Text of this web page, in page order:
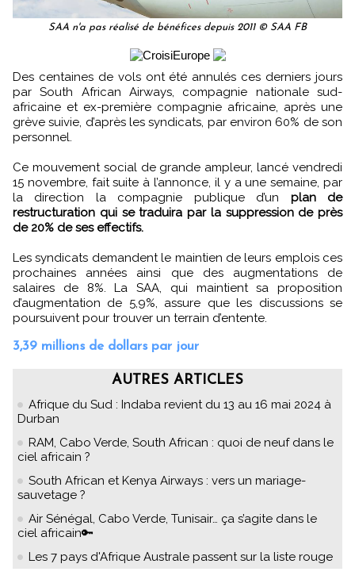
SAA n'a pas réalisé de bénéfices depuis 2011 © SAA FB
Des centaines de vols ont été annulés ces derniers jours
par South African Airways, compagnie nationale sud-
africaine et ex-première compagnie africaine, après une
grève suivie, d’après les syndicats, par environ 60% de son
personnel.
Ce mouvement social de grande ampleur, lancé vendredi
15 novembre, fait suite à l’annonce, il y a une semaine, par
la direction la compagnie publique d’un plan de
restructuration qui se traduira par la suppression de près
de 20% de ses effectifs.
Les syndicats demandent le maintien de leurs emplois ces
prochaines années ainsi que des augmentations de
salaires de 8%. La SAA, qui maintient sa proposition
d’augmentation de 5,9%, assure que les discussions se
poursuivent pour trouver un terrain d’entente.
3,39 millions de dollars par jour
AUTRES ARTICLES
Afrique du Sud : Indaba revient du 13 au 16 mai 2024 à
Durban
RAM, Cabo Verde, South African : quoi de neuf dans le
ciel africain ?
South African et Kenya Airways : vers un mariage-
sauvetage ?
Air Sénégal, Cabo Verde, Tunisair… ça s’agite dans le
ciel africain🔑
Les 7 pays d'Afrique Australe passent sur la liste rouge